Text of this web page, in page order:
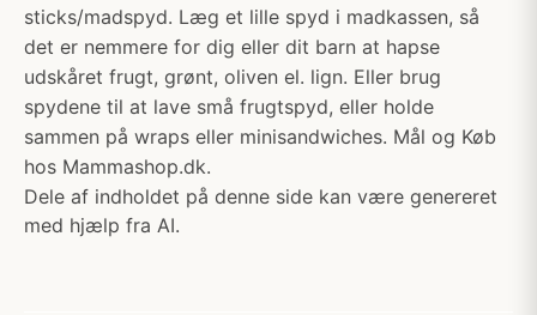
sticks/madspyd. Læg et lille spyd i madkassen, så
det er nemmere for dig eller dit barn at hapse
udskåret frugt, grønt, oliven el. lign. Eller brug
spydene til at lave små frugtspyd, eller holde
sammen på wraps eller minisandwiches. Mål og Køb
hos Mammashop.dk.
Dele af indholdet på denne side kan være genereret
med hjælp fra AI.